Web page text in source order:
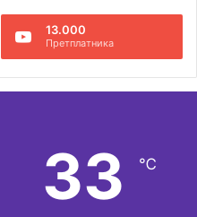
13.000
Претплатника
33 ℃